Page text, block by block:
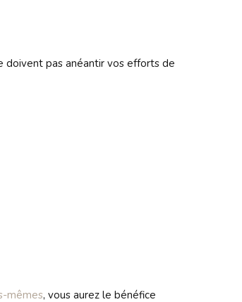
doivent pas anéantir vos efforts de
mêmes, vous aurez le bénéfice